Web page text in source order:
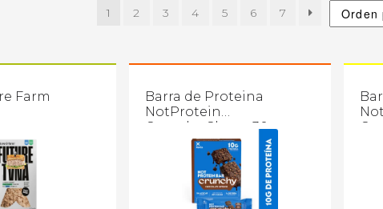
1 2 3 4 5 6 7
Farm
Barra de Proteina
NotProtein
Crunchy Choco 30g